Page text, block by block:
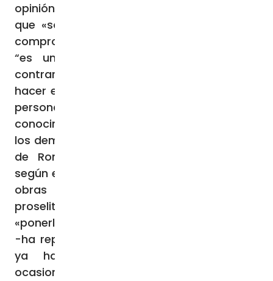
opinión del Papa Francisco, la creencia de
que «solo las personas pudientes pueden
comprometerse en el voluntariado”. Esto
“es una ‘fantasía’. La realidad dice lo
contrario: no es necesario ser ricos para
hacer el bien, es más, casi siempre son las
personas comunes las que dedican tiempo,
conocimientos y corazón para ocuparse de
los demás». Un segundo mito que el Obispo
de Roma ha querido derribar es aquel
según el cual la Iglesia católica lleva a cabo
obras de promoción social mediante el
proselitismo, para atraer a la gente
«ponerlos de su lado». En cambio, la Iglesia
-ha repetido el Papa en Ulán Bator, como
ya había hecho en muchas otras
ocasiones- «no avanza por proselitismo,